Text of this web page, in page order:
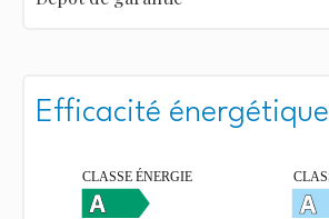
Efficacité énergétique